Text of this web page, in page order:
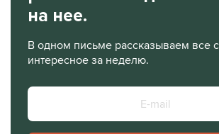
на нее.
В одном письме рассказываем все
интересное за неделю.